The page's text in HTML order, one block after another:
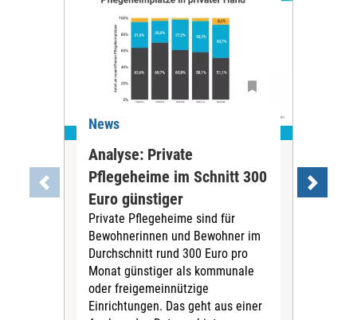
News
Analyse: Private
Pflegeheime im Schnitt 300
Euro günstiger
Private Pflegeheime sind für
Bewohnerinnen und Bewohner im
Durchschnitt rund 300 Euro pro
Monat günstiger als kommunale
oder freigemeinnützige
Einrichtungen. Das geht aus einer